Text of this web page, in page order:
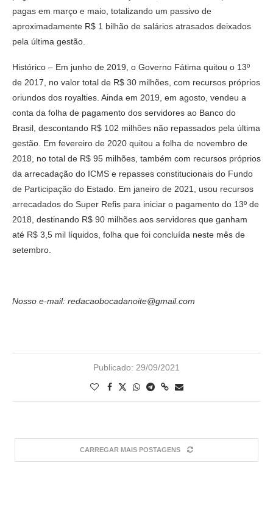
pagas em março e maio, totalizando um passivo de
aproximadamente R$ 1 bilhão de salários atrasados deixados
pela última gestão.
Histórico – Em junho de 2019, o Governo Fátima quitou o 13º
de 2017, no valor total de R$ 30 milhões, com recursos próprios
oriundos dos royalties. Ainda em 2019, em agosto, vendeu a
conta da folha de pagamento dos servidores ao Banco do
Brasil, descontando R$ 102 milhões não repassados pela última
gestão. Em fevereiro de 2020 quitou a folha de novembro de
2018, no total de R$ 95 milhões, também com recursos próprios
da arrecadação do ICMS e repasses constitucionais do Fundo
de Participação do Estado. Em janeiro de 2021, usou recursos
arrecadados do Super Refis para iniciar o pagamento do 13º de
2018, destinando R$ 90 milhões aos servidores que ganham
até R$ 3,5 mil líquidos, folha que foi concluída neste mês de
setembro.
Nosso e-mail: redacaobocadanoite@gmail.com
Publicado: 29/09/2021
CARREGAR MAIS POSTAGENS